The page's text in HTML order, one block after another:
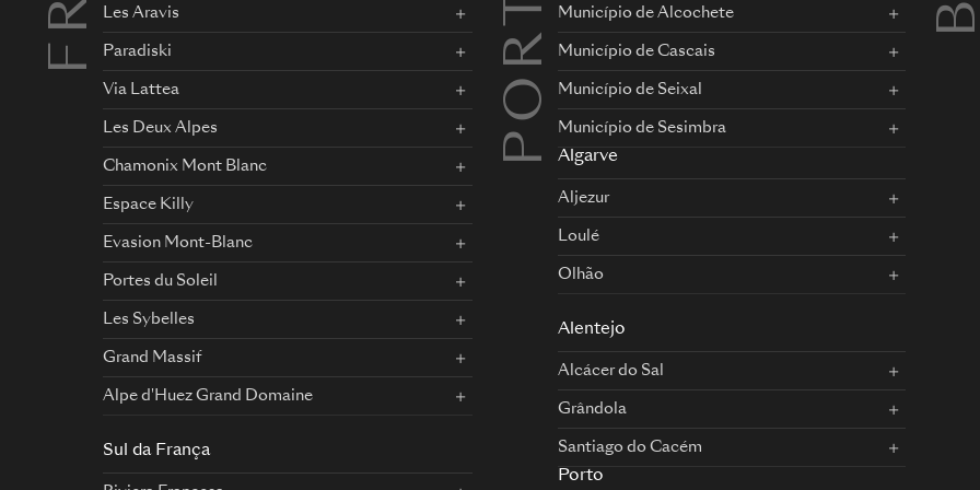
Les Aravis
Paradiski
Via Lattea
Les Deux Alpes
Chamonix Mont Blanc
Espace Killy
Evasion Mont-Blanc
Portes du Soleil
Les Sybelles
Grand Massif
Alpe d'Huez Grand Domaine
Sul da França
Município de Alcochete
Município de Cascais
Município de Seixal
Município de Sesimbra
Algarve
Aljezur
Loulé
Olhão
Alentejo
Alcácer do Sal
Grândola
Santiago do Cacém
Porto